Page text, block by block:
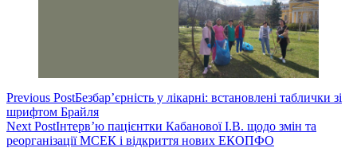
Навігація
записів
Previous PostБезбар’єрність у лікарні: встановлені таблички зі
шрифтом Брайля
Next PostІнтервʼю пацієнтки Кабанової І.В. щодо змін та
реорганізації МСЕК і відкриття нових ЕКОПФО